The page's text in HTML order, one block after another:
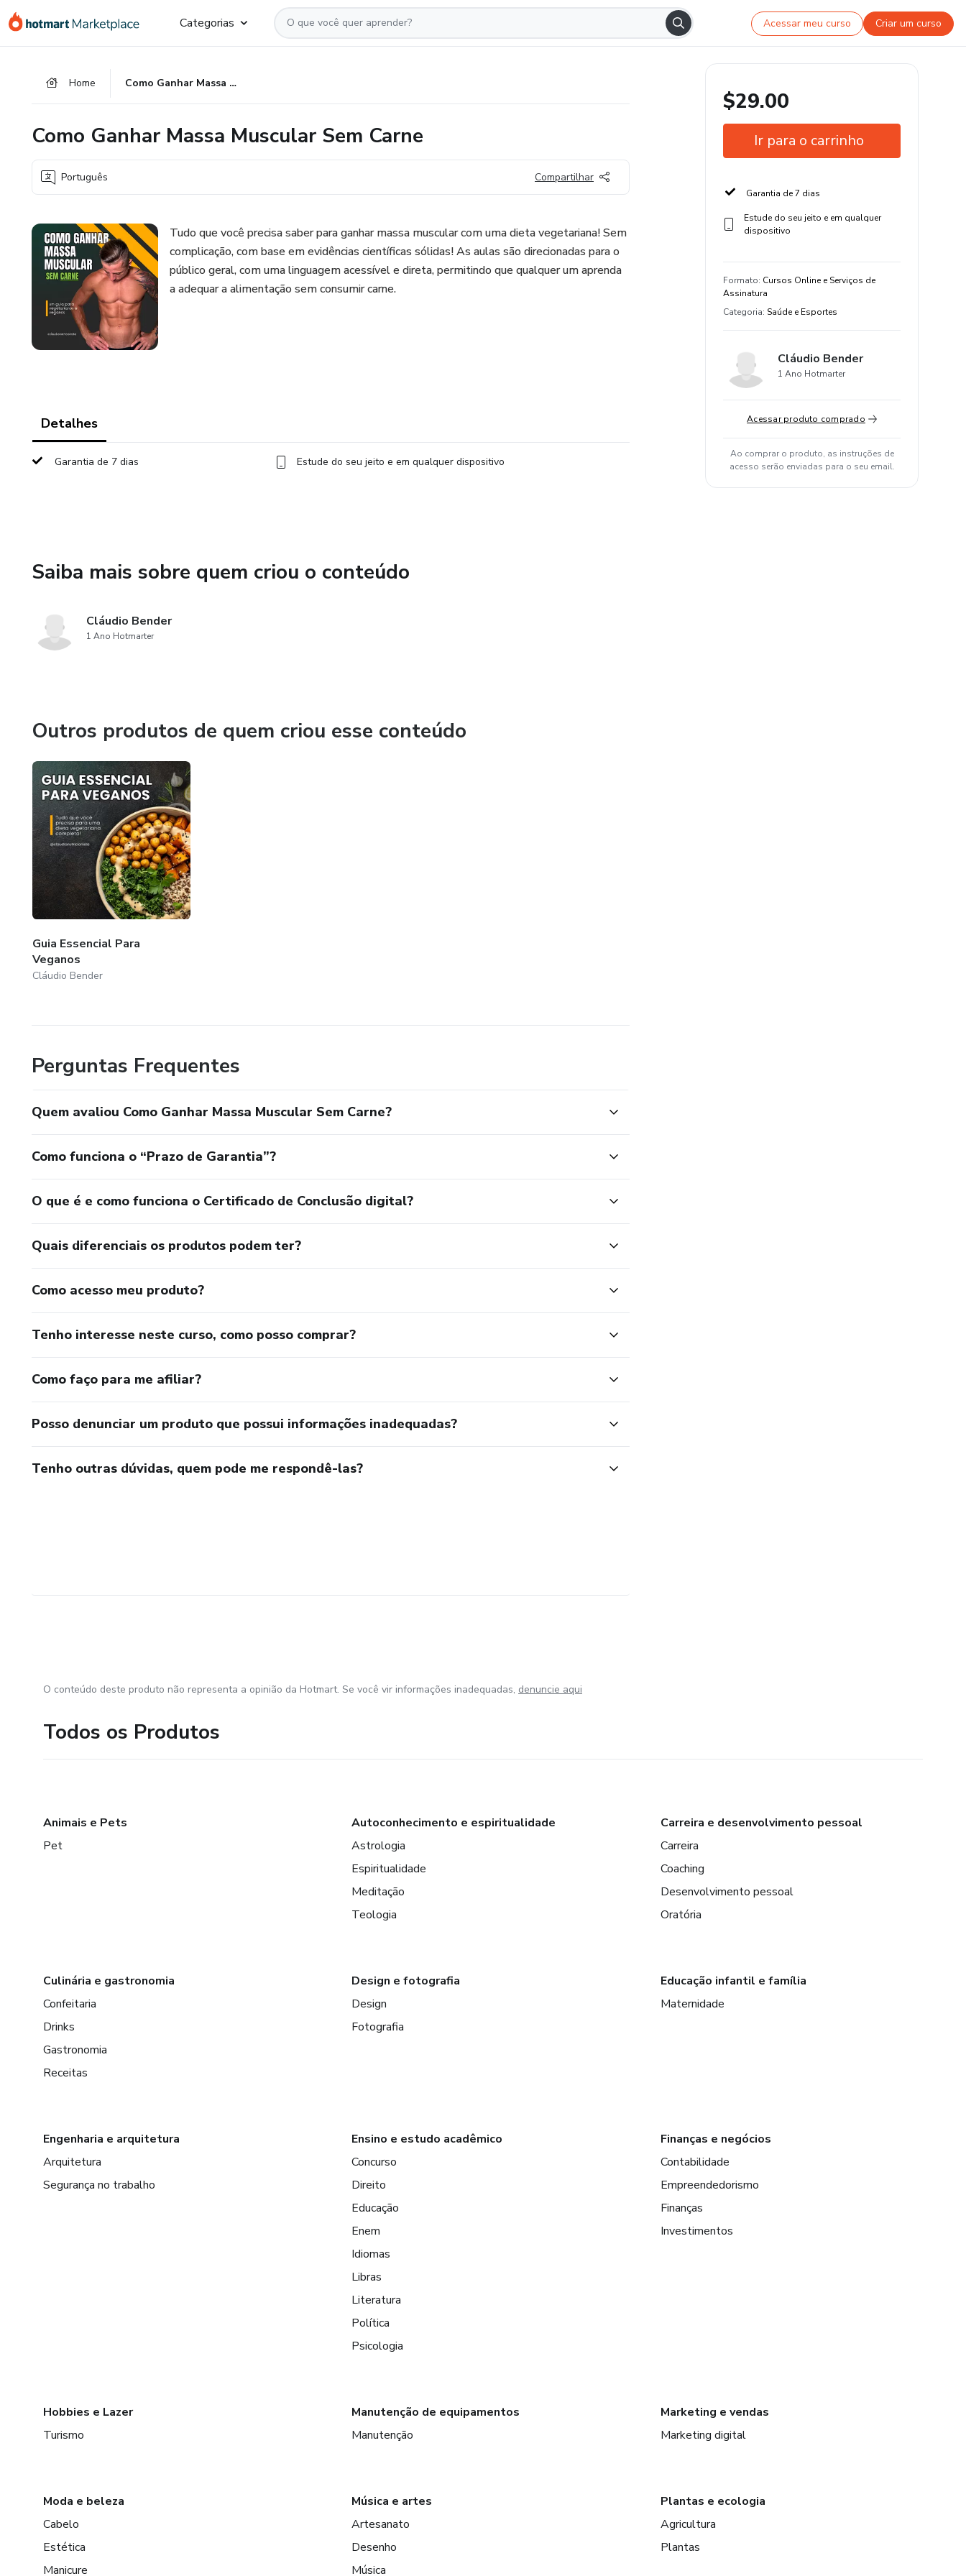
para
para
para
Categorias Acessar meu curso Criar um curso
Home Como Ganhar Massa Muscular Sem Carne
Como Ganhar Massa Muscular Sem Carne
Português Compartilhar
Tudo que você precisa saber para ganhar massa muscular com uma dieta vegetariana! Sem
complicação, com base em evidências científicas sólidas! As aulas são direcionadas para o
público geral, com uma linguagem acessível e direta, permitindo que qualquer um aprenda
a adequar a alimentação sem consumir carne.
Detalhes
Garantia de 7 dias Estude do seu jeito e em qualquer dispositivo
Saiba mais sobre quem criou o conteúdo
Cláudio Bender
1 Ano Hotmarter
Outros produtos de quem criou esse conteúdo
Guia Essencial Para
Veganos
Cláudio Bender
Perguntas Frequentes
Quem avaliou Como Ganhar Massa Muscular Sem Carne?
Como funciona o “Prazo de Garantia”?
O que é e como funciona o Certificado de Conclusão digital?
Quais diferenciais os produtos podem ter?
Como acesso meu produto?
Tenho interesse neste curso, como posso comprar?
Como faço para me afiliar?
Posso denunciar um produto que possui informações inadequadas?
Tenho outras dúvidas, quem pode me respondê-las?
$29.00
Ir para o carrinho
Garantia de 7 dias
Estude do seu jeito e em qualquer
dispositivo
Formato: Cursos Online e Serviços de
Assinatura
Categoria: Saúde e Esportes
Cláudio Bender
1 Ano Hotmarter
Acessar produto comprado
Ao comprar o produto, as instruções de
acesso serão enviadas para o seu email.
O conteúdo deste produto não representa a opinião da Hotmart. Se você vir informações inadequadas, denuncie aqui
Todos os Produtos
Animais e Pets
Pet
Autoconhecimento e espiritualidade
Astrologia
Espiritualidade
Meditação
Teologia
Carreira e desenvolvimento pessoal
Carreira
Coaching
Desenvolvimento pessoal
Oratória
Culinária e gastronomia
Confeitaria
Drinks
Gastronomia
Receitas
Design e fotografia
Design
Fotografia
Educação infantil e família
Maternidade
Engenharia e arquitetura
Arquitetura
Segurança no trabalho
Ensino e estudo acadêmico
Concurso
Direito
Educação
Enem
Idiomas
Libras
Literatura
Política
Psicologia
Finanças e negócios
Contabilidade
Empreendedorismo
Finanças
Investimentos
Hobbies e Lazer
Turismo
Manutenção de equipamentos
Manutenção
Marketing e vendas
Marketing digital
Moda e beleza
Cabelo
Estética
Manicure
Música e artes
Artesanato
Desenho
Música
Plantas e ecologia
Agricultura
Plantas